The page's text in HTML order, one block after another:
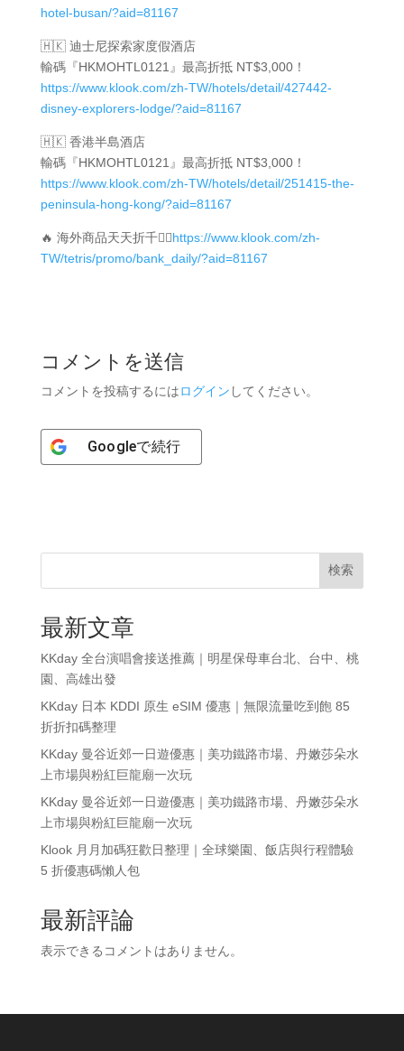
hotel-busan/?aid=81167
🇭🇰 迪士尼探索家度假酒店
輸碼『HKMOHTL0121』最高折抵 NT$3,000！
https://www.klook.com/zh-TW/hotels/detail/427442-
disney-explorers-lodge/?aid=81167
🇭🇰 香港半島酒店
輸碼『HKMOHTL0121』最高折抵 NT$3,000！
https://www.klook.com/zh-TW/hotels/detail/251415-the-
peninsula-hong-kong/?aid=81167
🔥 海外商品天天折千👉🏻https://www.klook.com/zh-
TW/tetris/promo/bank_daily/?aid=81167
コメントを送信
コメントを投稿するにはログイン してください。
Googleで続行
検索
最新文章
KKday 全台演唱會接送推薦｜明星保母車台北、台中、桃
園、高雄出發
KKday 日本 KDDI 原生 eSIM 優惠｜無限流量吃到飽 85
折折扣碼整理
KKday 曼谷近郊一日遊優惠｜美功鐵路市場、丹嫩莎朵水
上市場與粉紅巨龍廟一次玩
KKday 曼谷近郊一日遊優惠｜美功鐵路市場、丹嫩莎朵水
上市場與粉紅巨龍廟一次玩
Klook 月月加碼狂歡日整理｜全球樂園、飯店與行程體驗
5 折優惠碼懶人包
最新評論
表示できるコメントはありません。